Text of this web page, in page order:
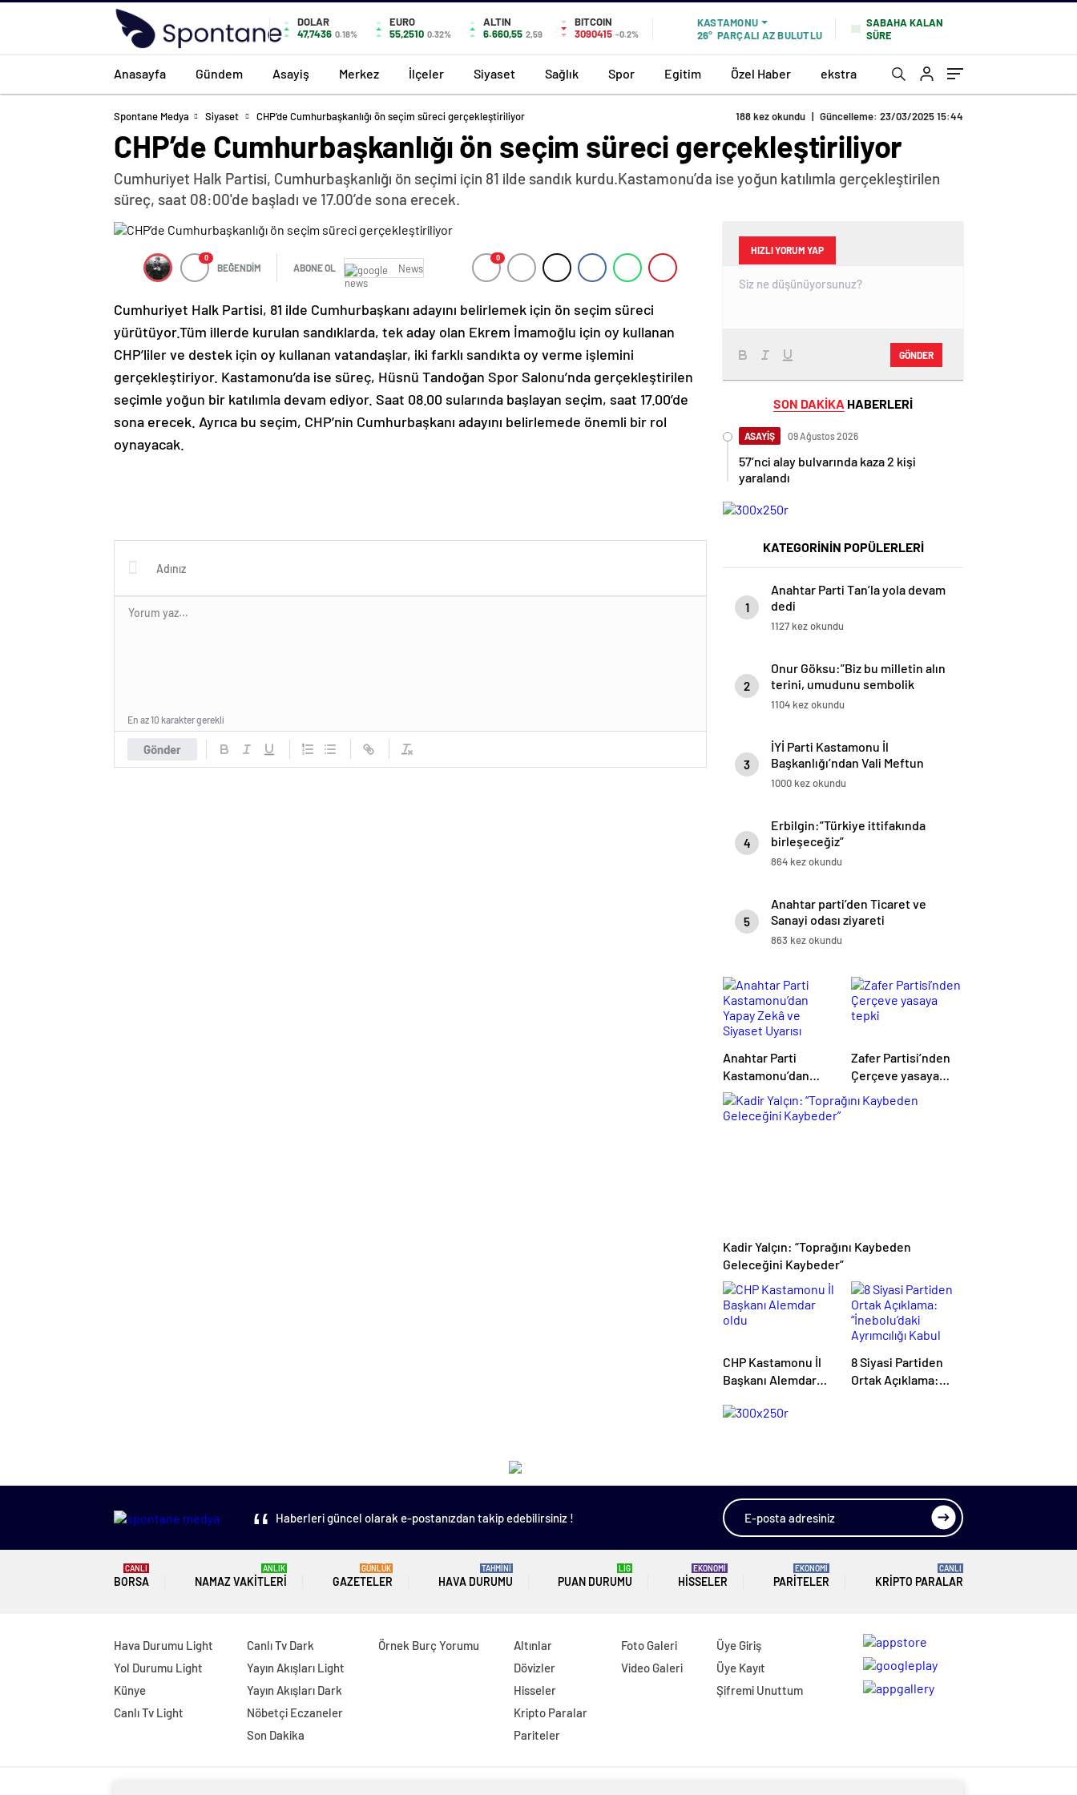
DOLAR
47,7436 0.18%
EURO
55,2510 0.32%
ALTIN
6.660,55 2,59
BITCOIN
3090415 -0.2%
KASTAMONU
26° PARÇALI AZ BULUTLU
SABAHA KALAN
SÜRE
Anasayfa Gündem Asayiş Merkez İlçeler Siyaset Sağlık Spor Egitim Özel Haber ekstra
Spontane Medya Siyaset CHP’de Cumhurbaşkanlığı ön seçim süreci gerçekleştiriliyor 188 kez okundu | Güncelleme: 23/03/2025 15:44
CHP’de Cumhurbaşkanlığı ön seçim süreci gerçekleştiriliyor
Cumhuriyet Halk Partisi, Cumhurbaşkanlığı ön seçimi için 81 ilde sandık kurdu.Kastamonu’da ise yoğun katılımla gerçekleştirilen
süreç, saat 08:00'de başladı ve 17.00’de sona erecek.
0
BEĞENDİM ABONE OL News
0
Cumhuriyet Halk Partisi, 81 ilde Cumhurbaşkanı adayını belirlemek için ön seçim süreci
yürütüyor.Tüm illerde kurulan sandıklarda, tek aday olan Ekrem İmamoğlu için oy kullanan
CHP’liler ve destek için oy kullanan vatandaşlar, iki farklı sandıkta oy verme işlemini
gerçekleştiriyor. Kastamonu’da ise süreç, Hüsnü Tandoğan Spor Salonu’nda gerçekleştirilen
seçimle yoğun bir katılımla devam ediyor. Saat 08.00 sularında başlayan seçim, saat 17.00’de
sona erecek. Ayrıca bu seçim, CHP’nin Cumhurbaşkanı adayını belirlemede önemli bir rol
oynayacak.
Gönder
En az 10 karakter gerekli
HIZLI YORUM YAP
GÖNDER
SON DAKİKA HABERLERİ
ASAYİŞ 09 Ağustos 2026
57’nci alay bulvarında kaza 2 kişi
yaralandı
KATEGORİNİN POPÜLERLERİ
1
Anahtar Parti Tan’la yola devam
dedi
1127 kez okundu
2
Onur Göksu:”Biz bu milletin alın
terini, umudunu sembolik
rakamlarla tüketen anlayışa
1104 kez okundu
3
İYİ Parti Kastamonu İl
Başkanlığı’ndan Vali Meftun
Dallı’ya Ziyaret
1000 kez okundu
4
Erbilgin:”Türkiye ittifakında
birleşeceğiz”
864 kez okundu
5
Anahtar parti’den Ticaret ve
Sanayi odası ziyareti
863 kez okundu
Anahtar Parti
Kastamonu’dan
Yapay Zekâ ve
Siyaset Uyarısı
Zafer Partisi’nden
Çerçeve yasaya
tepki
Kadir Yalçın: “Toprağını Kaybeden
Geleceğini Kaybeder”
CHP Kastamonu İl
Başkanı Alemdar
8 Siyasi Partiden
Ortak Açıklama:
Haberleri güncel olarak e-postanızdan takip edebilirsiniz !
BORSA
CANLI
NAMAZ VAKITLERI
ANLIK
GAZETELER
GÜNLÜK
HAVA DURUMU
TAHMİNİ
PUAN DURUMU
LİG
HISSELER
EKONOMİ
PARITELER
EKONOMİ
KRIPTO PARALAR
CANLI
Hava Durumu Light
Yol Durumu Light
Künye
Canlı Tv Light
Canlı Tv Dark
Yayın Akışları Light
Yayın Akışları Dark
Nöbetçi Eczaneler
Son Dakika
Örnek Burç Yorumu
Altınlar
Dövizler
Hisseler
Kripto Paralar
Pariteler
Foto Galeri
Video Galeri
Üye Giriş
Üye Kayıt
Şifremi Unuttum